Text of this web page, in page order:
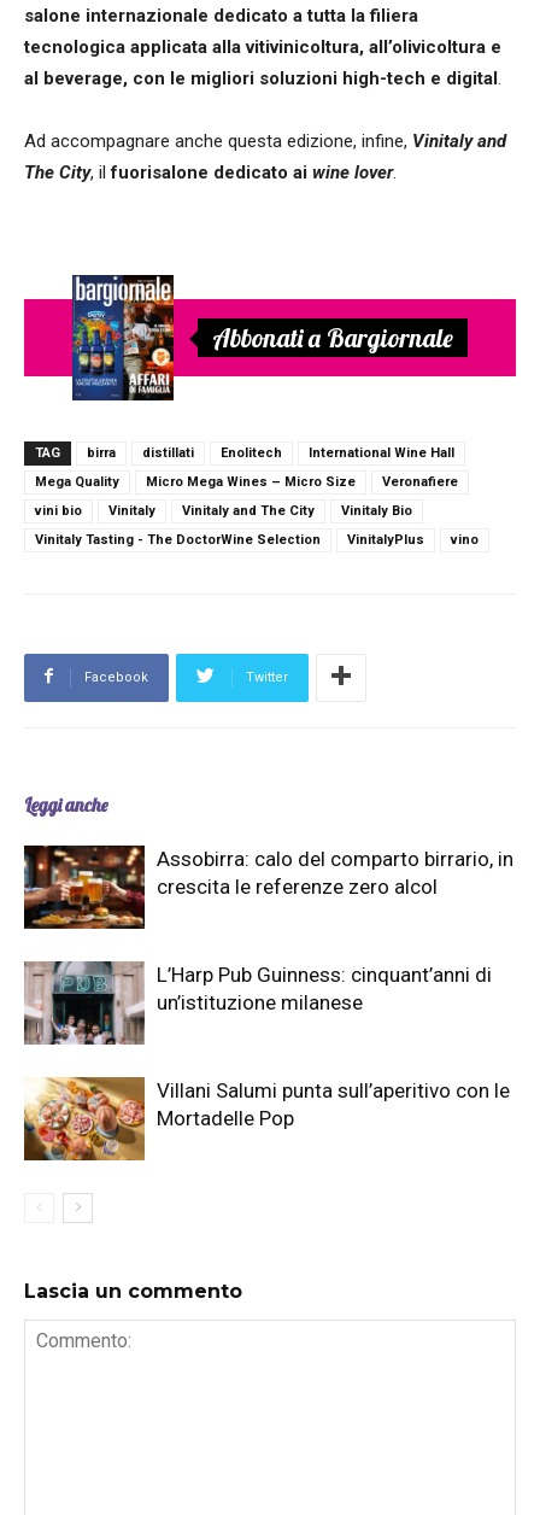
salone internazionale dedicato a tutta la filiera
tecnologica applicata alla vitivinicoltura, all’olivicoltura e
al beverage, con le migliori soluzioni high-tech e digital.
Ad accompagnare anche questa edizione, infine, Vinitaly and
The City, ilfuorisalone dedicato ai wine lover.
Abbonati a Bargiornale
TAG birra distillati Enolitech
International Wine Hall
Mega Quality
Micro Mega Wines – Micro Size
Veronafiere
vini bio
Vinitaly Vinitaly and The City
Vinitaly Bio
Vinitaly Tasting - The DoctorWine Selection
VinitalyPlus vino
Facebook Twitter
Leggi anche
Assobirra: calo del comparto birrario, in
crescita le referenze zero alcol
L’Harp Pub Guinness: cinquant’anni di
un’istituzione milanese
Villani Salumi punta sull’aperitivo con le
Mortadelle Pop
Lascia un commento